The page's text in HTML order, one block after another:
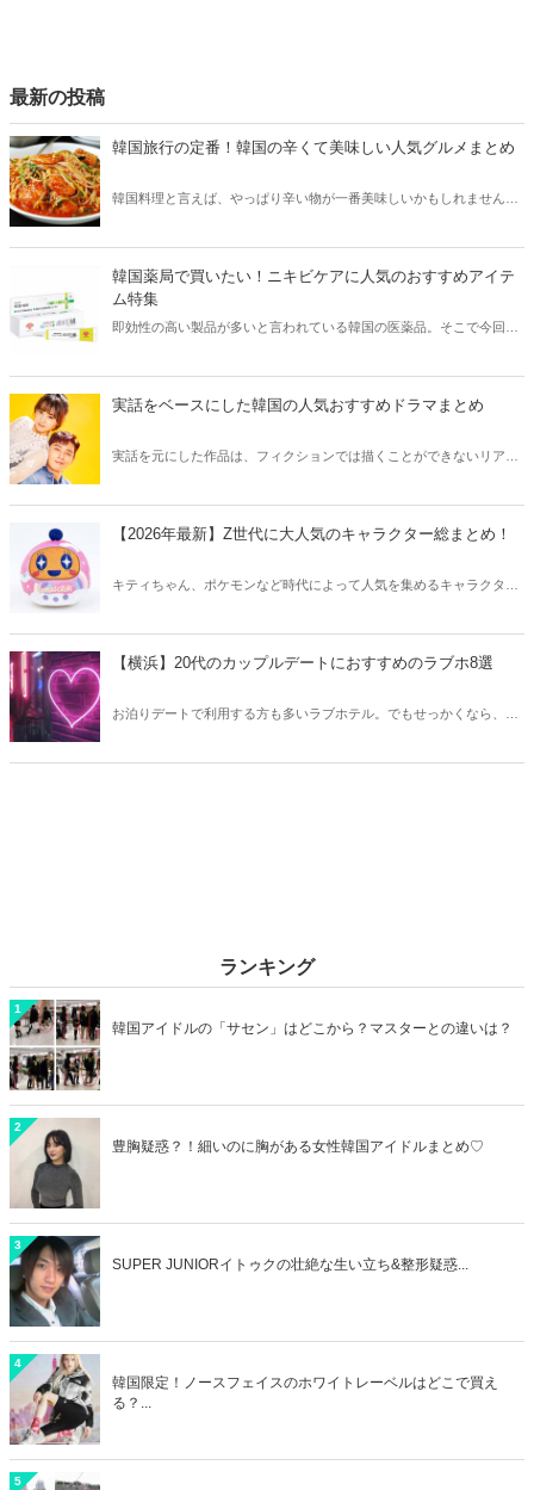
最新の投稿
韓国旅行の定番！韓国の辛くて美味しい人気グルメまとめ
韓国料理と言えば、やっぱり辛い物が一番美味しいかもしれません。
方も必見です。
韓国薬局で買いたい！ニキビケアに人気のおすすめアイテ
ム特集
即効性の高い製品が多いと言われている韓国の医薬品。そこで今回は
う。
実話をベースにした韓国の人気おすすめドラマまとめ
実話を元にした作品は、フィクションでは描くことができないリアル
【2026年最新】Z世代に大人気のキャラクター総まとめ！
キティちゃん、ポケモンなど時代によって人気を集めるキャラクター
クしてみましょう。
【横浜】20代のカップルデートにおすすめのラブホ8選
お泊りデートで利用する方も多いラブホテル。でもせっかくなら、キ
ランキング
1
韓国アイドルの「サセン」はどこから？マスターとの違いは？
2
豊胸疑惑？！細いのに胸がある女性韓国アイドルまとめ♡
3
SUPER JUNIORイトゥクの壮絶な生い立ち&整形疑惑...
4
韓国限定！ノースフェイスのホワイトレーベルはどこで買え
る？...
5